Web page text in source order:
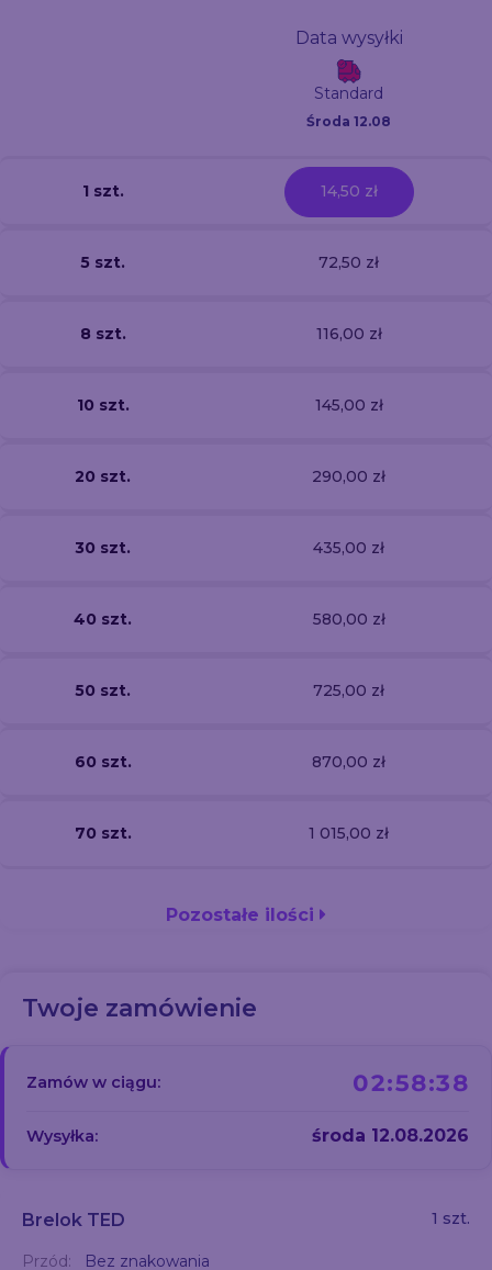
Data wysyłki
Standard
Środa 12.08
1 szt. 14,50 zł
5 szt. 72,50 zł
8 szt. 116,00 zł
10 szt. 145,00 zł
20 szt. 290,00 zł
30 szt. 435,00 zł
40 szt. 580,00 zł
50 szt. 725,00 zł
60 szt. 870,00 zł
70 szt. 1 015,00 zł
Pozostałe ilości
Twoje zamówienie
Zamów w ciągu: 02:58:37
Wysyłka: środa 12.08.2026
Brelok TED 1 szt.
Przód: Bez znakowania